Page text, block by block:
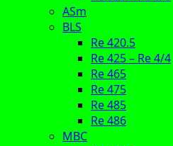
ASm
BLS
Re 420.5
Re 425 – Re 4/4
Re 465
Re 475
Re 485
Re 486
MBC